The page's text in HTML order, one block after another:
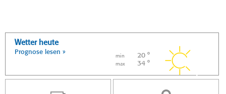
Wetter heute
Prognose lesen »
min 20 °
max 34 °